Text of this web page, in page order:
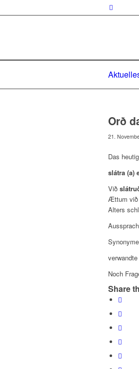
Orð
21.
Das
slátra (a)
Við
Ættum við
Alters
Noch
Share